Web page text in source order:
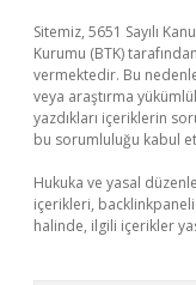
Sitemiz, 5651 Sayılı
Kurumu (BTK)
vermektedir. Bu
veya araştırma
yazdıkları içeriklerin
bu sorumluluğu kabul
Hukuka ve yasal
içerikleri,
halinde, ilgili içerikler